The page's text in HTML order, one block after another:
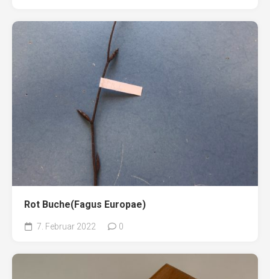
Rot Buche(Fagus Europae)
7. Februar 2022 0